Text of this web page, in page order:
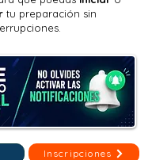
tu preparación sin
Inscripciones